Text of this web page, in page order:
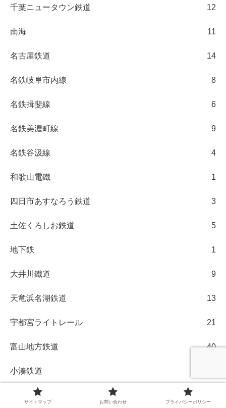
千葉ニュータウン鉄道 12
南海 11
名古屋鉄道 14
名鉄岐阜市内線 8
名鉄揖斐線 6
名鉄美濃町線 9
名鉄谷汲線 4
和歌山電鐵 1
四日市あすなろう鉄道 3
土佐くろしお鉄道 5
地下鉄 1
大井川鐵道 9
天竜浜名湖鉄道 13
宇都宮ライトレール 21
富山地方鉄道 40
小湊鉄道
サイトマップ お問い合わせ プライバシーポリシー